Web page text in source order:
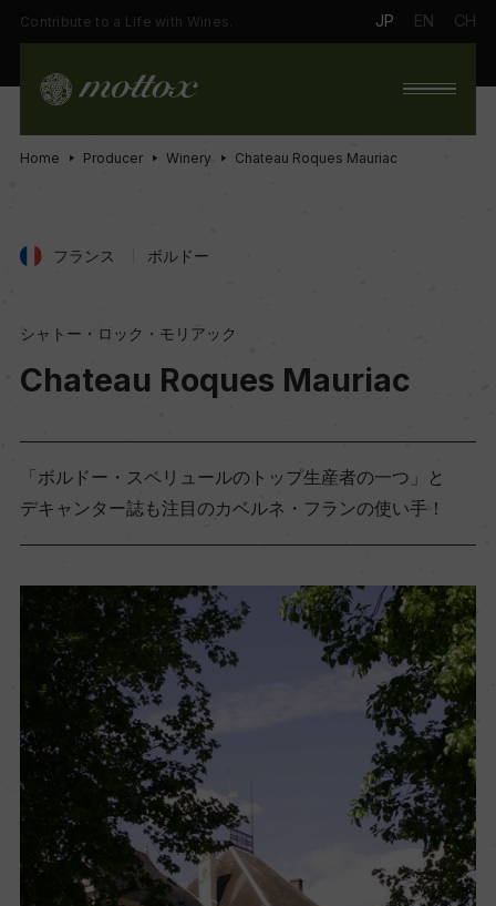
Contribute to a Life with Wines. JP EN CH
Home Producer Winery Chateau Roques Mauriac
フランス ボルドー
シャトー・ロック・モリアック
Chateau Roques Mauriac
「ボルドー・スペリュールのトップ生産者の一つ」と
デキャンター誌も注目のカベルネ・フランの使い手！